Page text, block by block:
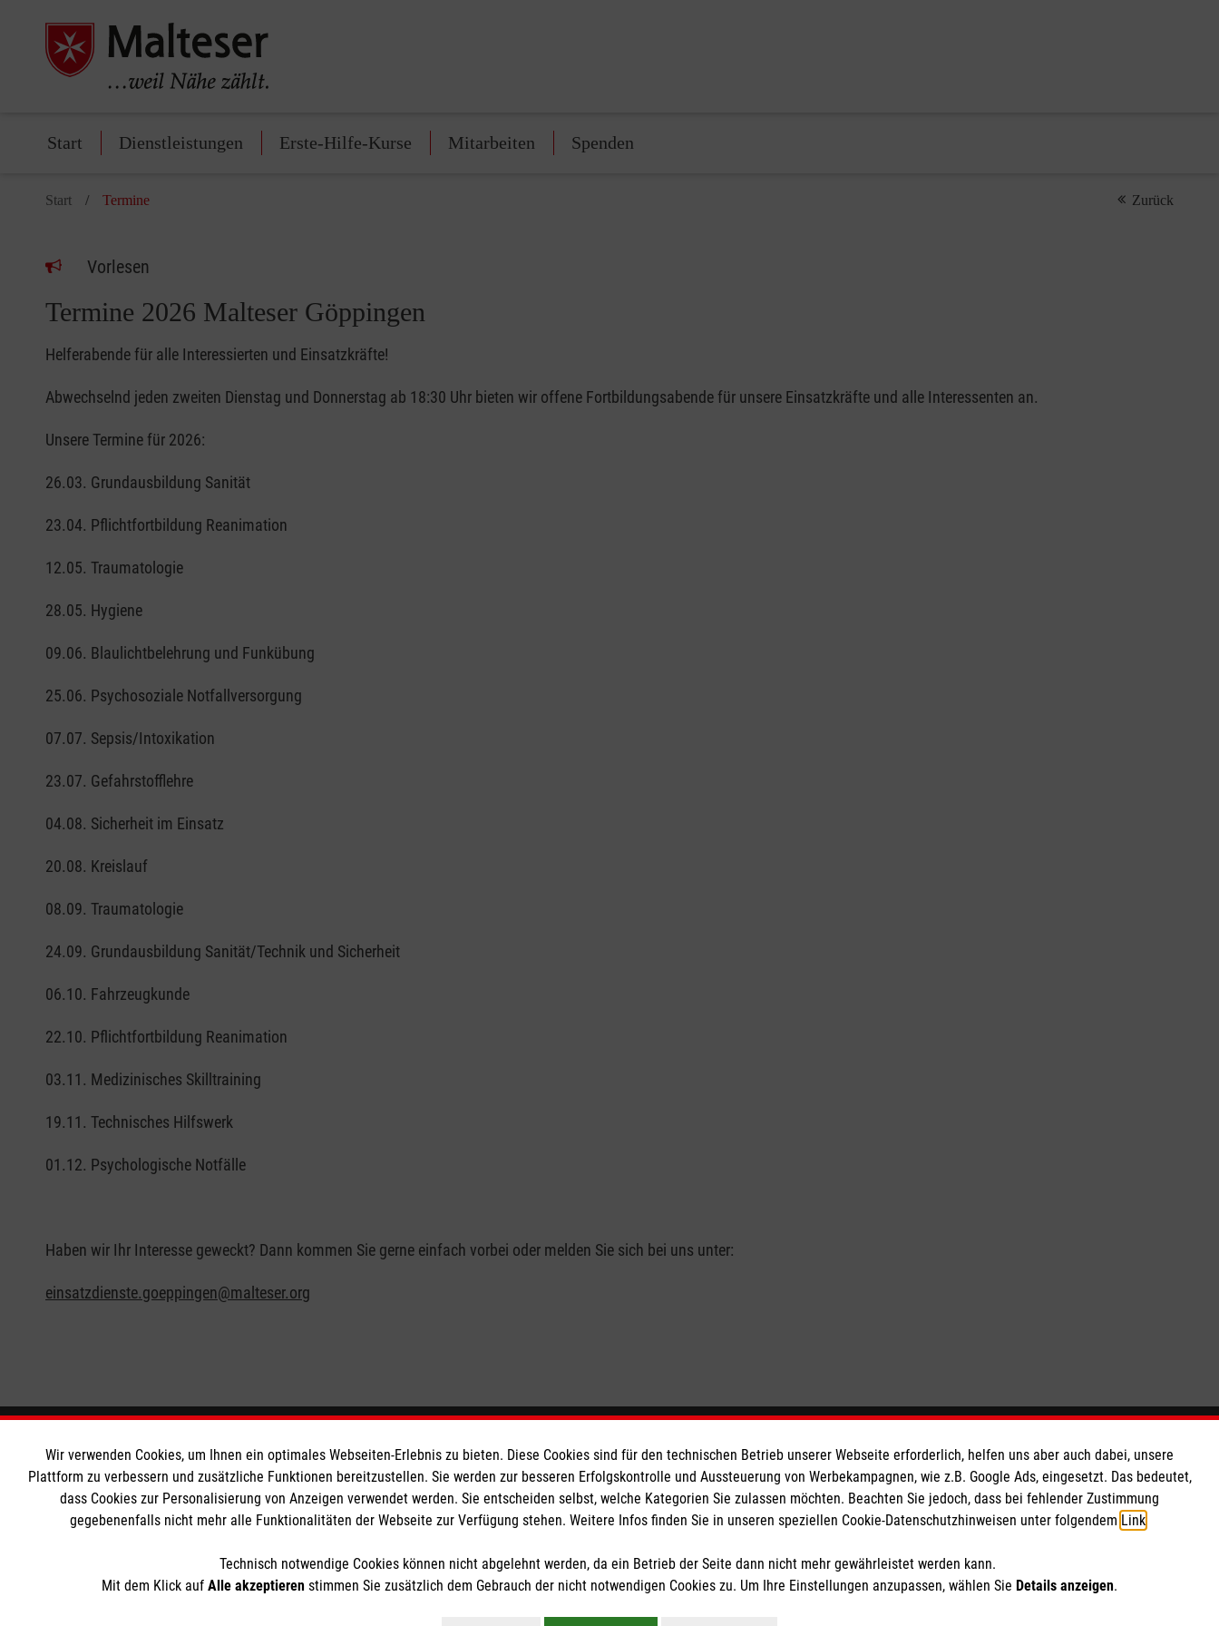
Start Dienstleistungen Erste-Hilfe-Kurse Mitarbeiten Spenden
Start Termine Zurück
Vorlesen
Termine 2026 Malteser Göppingen
Helferabende für alle Interessierten und Einsatzkräfte!
Abwechselnd jeden zweiten Dienstag und Donnerstag ab 18:30 Uhr bieten wir offene Fortbildungsabende für unsere Einsatzkräfte und alle Interessenten an.
Unsere Termine für 2026:
26.03. Grundausbildung Sanität
23.04. Pflichtfortbildung Reanimation
12.05. Traumatologie
28.05. Hygiene
09.06. Blaulichtbelehrung und Funkübung
25.06. Psychosoziale Notfallversorgung
07.07. Sepsis/Intoxikation
23.07. Gefahrstofflehre
04.08. Sicherheit im Einsatz
20.08. Kreislauf
08.09. Traumatologie
24.09. Grundausbildung Sanität/Technik und Sicherheit
06.10. Fahrzeugkunde
22.10. Pflichtfortbildung Reanimation
03.11. Medizinisches Skilltraining
19.11. Technisches Hilfswerk
01.12. Psychologische Notfälle
Haben wir Ihr Interesse geweckt? Dann kommen Sie gerne einfach vorbei oder melden Sie sich bei uns unter:
einsatzdienste.goeppingen@malteser.org
Informationen
Impressum
Datenschutz
Die Malteser
Malteser in Deutschland
Malteserorden
Spendenkonto
Empfänger: Malteser Hilfsdienst e.V. |
Kreissparkasse Göppingen
BIC: GOPSDE6GXXX
So finden Sie uns
Johannesstraße 1
73066 Uhingen
Email: info.goeppingen@malteser.org
Wir verwenden Cookies, um Ihnen ein optimales Webseiten-Erlebnis zu bieten. Diese Cookies sind für den technischen Betrieb unserer Webseite erforderlich, helfen uns aber auch dabei, unsere
Plattform zu verbessern und zusätzliche Funktionen bereitzustellen. Sie werden zur besseren Erfolgskontrolle und Aussteuerung von Werbekampagnen, wie z.B. Google Ads, eingesetzt. Das bedeutet,
dass Cookies zur Personalisierung von Anzeigen verwendet werden. Sie entscheiden selbst, welche Kategorien Sie zulassen möchten. Beachten Sie jedoch, dass bei fehlender Zustimmung
gegebenenfalls nicht mehr alle Funktionalitäten der Webseite zur Verfügung stehen. Weitere Infos finden Sie in unseren speziellen Cookie-Datenschutzhinweisen unter folgendem Link
Technisch notwendige Cookies können nicht abgelehnt werden, da ein Betrieb der Seite dann nicht mehr gewährleistet werden kann.
Mit dem Klick auf Alle akzeptieren stimmen Sie zusätzlich dem Gebrauch der nicht notwendigen Cookies zu. Um Ihre Einstellungen anzupassen, wählen Sie Details anzeigen.